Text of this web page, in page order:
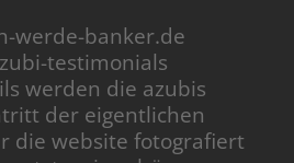
werde-banker.de
testimonials
werden die azubis
der eigentlichen
die website fotografiert